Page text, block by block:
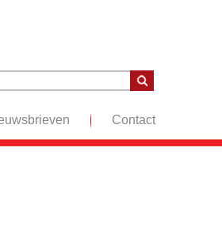
Contact